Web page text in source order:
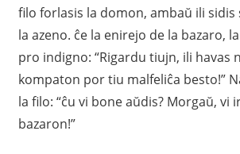
filo forlasis la domon, ambaŭ ili
la azeno. ĉe la enirejo de la bazaro,
pro indigno: “Rigardu tiujn, ili havas
kompaton por tiu malfeliĉa besto!”
la filo: “ĉu vi bone aŭdis? Morgaŭ, vi
bazaron!”